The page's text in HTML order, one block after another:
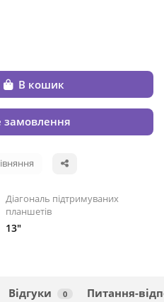
В кошик
Діагональ підтримуваних
планшетів
13"
Відгуки 0 Питання-